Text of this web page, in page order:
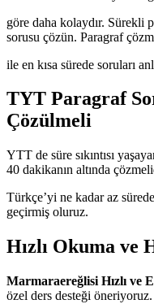
göre daha kolaydır. Sürekli
sorusu çözün. Paragraf
ile en kısa sürede soruları
TYT Paragraf
Çözülmeli
YTT de süre sıkıntısı
40 dakikanın altında
Türkçe’yi ne kadar az
geçirmiş oluruz.
Hızlı Okuma ve
Marmaraereğlisi Hızlı ve
özel ders desteği öneriyoruz.